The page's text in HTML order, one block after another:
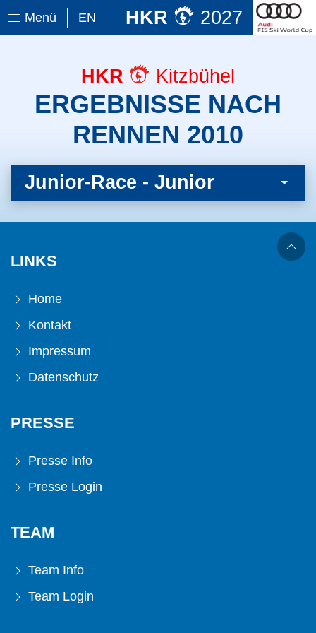
Menü EN HKR 2027
HKR Kitzbühel
ERGEBNISSE NACH
RENNEN 2010
Junior-Race - Junior
LINKS
Home
Kontakt
Impressum
Datenschutz
PRESSE
Presse Info
Presse Login
TEAM
Team Info
Team Login